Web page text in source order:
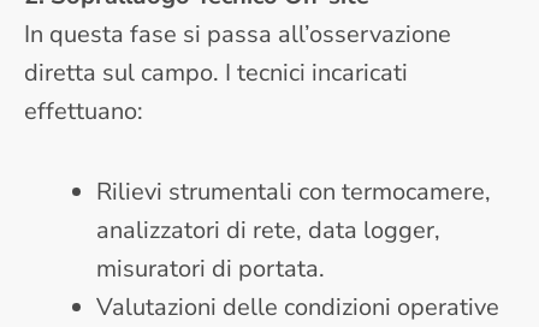
In questa fase si passa all’osservazione
diretta sul campo. I tecnici incaricati
effettuano:
Rilievi strumentali con termocamere,
analizzatori di rete, data logger,
misuratori di portata.
Valutazioni delle condizioni operative